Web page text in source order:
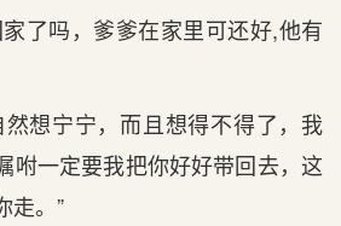
了吗，爹爹在家里可还好,他有
然想宁宁，而且想得不得了，我
咐一定要我把你好好带回去，这
走。”